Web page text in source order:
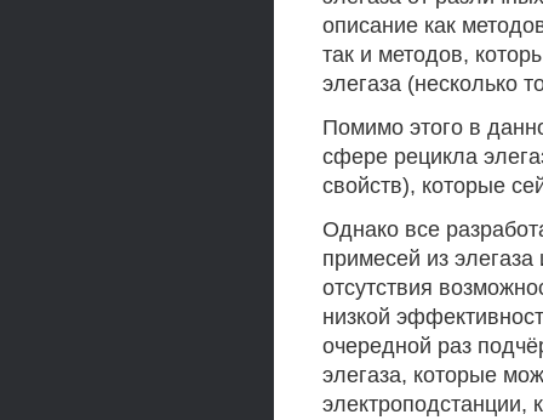
описание как
так и методов,
элегаза (несколько
Помимо этого в
сфере рецикла
свойств), которые
Однако все
примесей из
отсутствия
низкой
очередной раз
элегаза, которые
электроподстанции,